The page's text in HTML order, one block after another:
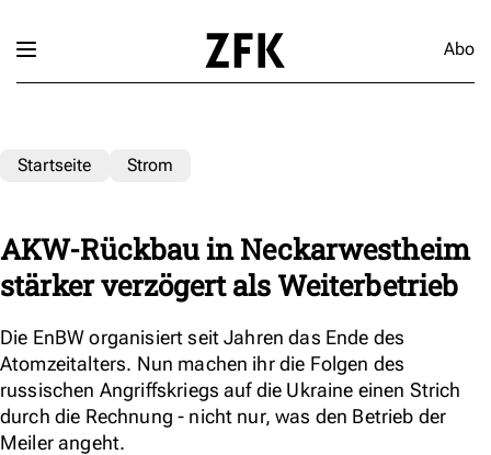
Abo
Startseite Strom
AKW-Rückbau in Neckarwestheim
stärker verzögert als Weiterbetrieb
Die EnBW organisiert seit Jahren das Ende des
Atomzeitalters. Nun machen ihr die Folgen des
russischen Angriffskriegs auf die Ukraine einen Strich
durch die Rechnung - nicht nur, was den Betrieb der
Meiler angeht.